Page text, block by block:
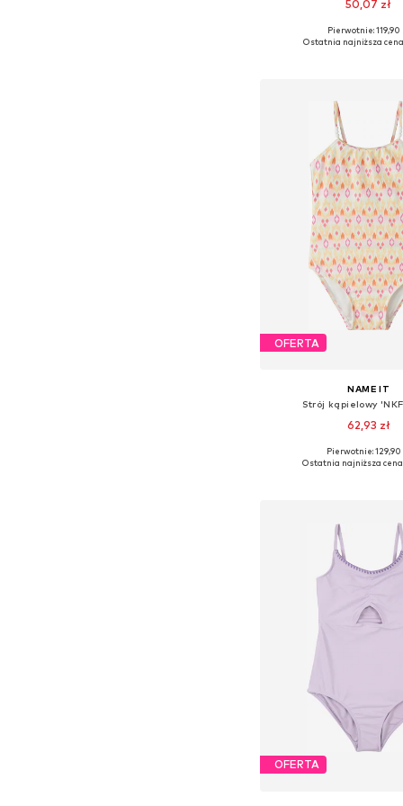
50,07 zł
Dostępne rozmiary: 146-
Pierwotnie: 119,90
Ostatnia najniższa
OFERTA
NAME IT
Strój kąpielowy
62,93 zł
Dostępne rozmiary: 122-
Pierwotnie: 129,90
Ostatnia najniższa
OFERTA